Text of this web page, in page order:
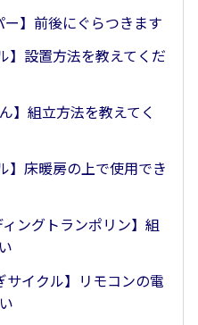
ー】前後にぐらつきます
】設置方法を教えてくだ
】組立方法を教えてく
】床暖房の上で使用でき
ィングトランポリン】組
サイクル】リモコンの電